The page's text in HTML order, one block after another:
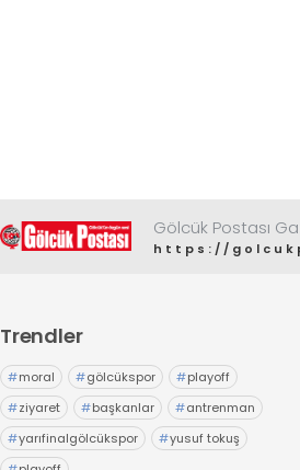
Gölcük Postası
https://
Trendler
#moral #gölcükspor #playoff
#ziyaret #başkanlar #antrenman
#yarıfinalgölcükspor #yusuf tokuş